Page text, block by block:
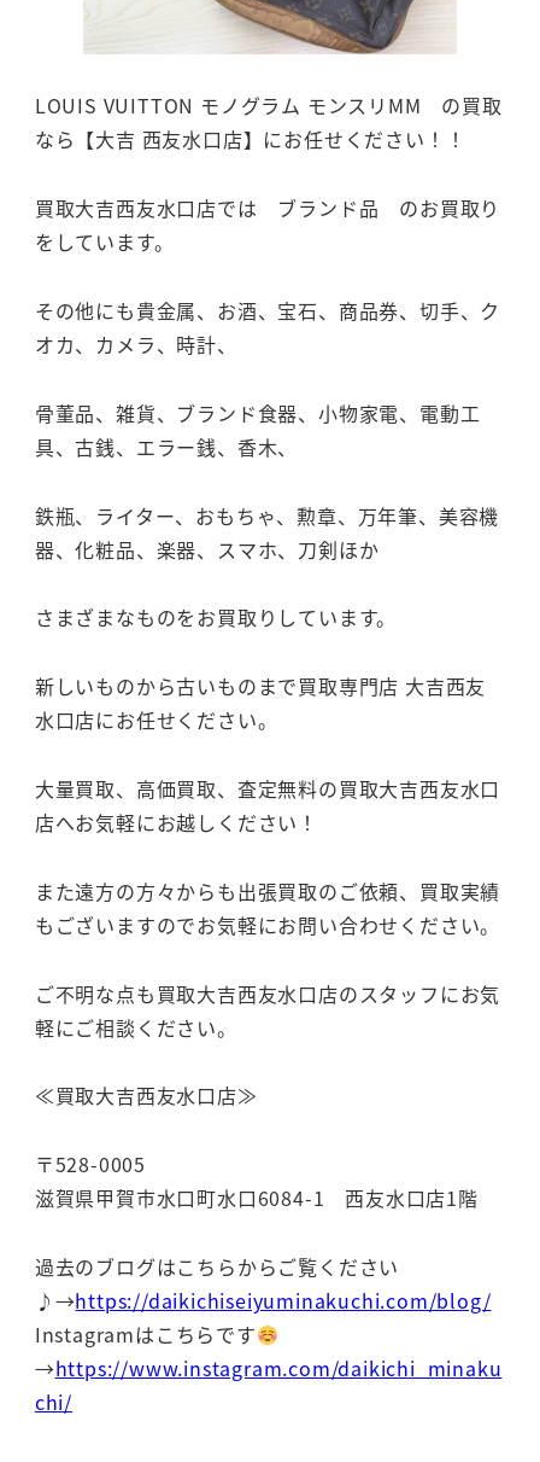
LOUIS VUITTON モノグラム モンスリMM の買取
なら【大吉 西友水口店】にお任せください！！
買取大吉西友水口店では ブランド品 のお買取り
をしています。
その他にも貴金属、お酒、宝石、商品券、切手、ク
オカ、カメラ、時計、
骨董品、雑貨、ブランド食器、小物家電、電動工
具、古銭、エラー銭、香木、
鉄瓶、ライター、おもちゃ、勲章、万年筆、美容機
器、化粧品、楽器、スマホ、刀剣ほか
さまざまなものをお買取りしています。
新しいものから古いものまで買取専門店 大吉西友
水口店にお任せください。
大量買取、高価買取、査定無料の買取大吉西友水口
店へお気軽にお越しください！
また遠方の方々からも出張買取のご依頼、買取実績
もございますのでお気軽にお問い合わせください。
ご不明な点も買取大吉西友水口店のスタッフにお気
軽にご相談ください。
≪買取大吉西友水口店≫
〒528-0005
滋賀県甲賀市水口町水口6084-1 西友水口店1階
過去のブログはこちらからご覧ください
♪→https://daikichiseiyuminakuchi.com/blog/
Instagramはこちらです
→https://www.instagram.com/daikichi_minaku
chi/